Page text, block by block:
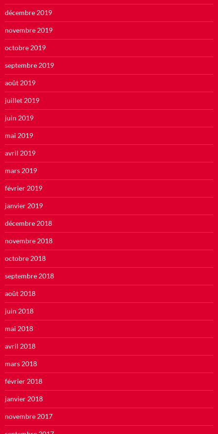
décembre 2019
novembre 2019
octobre 2019
septembre 2019
août 2019
juillet 2019
juin 2019
mai 2019
avril 2019
mars 2019
février 2019
janvier 2019
décembre 2018
novembre 2018
octobre 2018
septembre 2018
août 2018
juin 2018
mai 2018
avril 2018
mars 2018
février 2018
janvier 2018
novembre 2017